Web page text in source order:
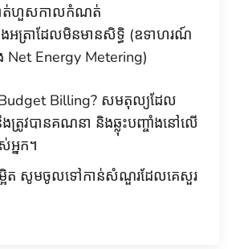
ាត់ហួសកាលកំណត់
ងអត្រាដែលមិនមានសិទ្ធិ (ឧទាហរណ៍
Net Energy Metering)
Budget Billing? សមតុល្យដែល
រូវបានគណនា និងឆ្លុះបញ្ចាំងនៅលើ
អ្នក។
អិត សូមចូលទៅកាន់សំណួរដែលគេសួរ